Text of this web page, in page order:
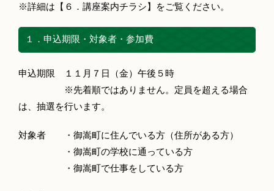
※詳細は【６．講座案内チラシ】をご覧ください。
１．申込期限・対象者・参加費
申込期限 １１月７日（金）午後５時
※先着順ではありません。定員を超える場合
は、抽選を行います。
対象者 ・御嵩町に住んでいる方（住所がある方）
・御嵩町の学校に通っている方
・御嵩町で仕事をしている方